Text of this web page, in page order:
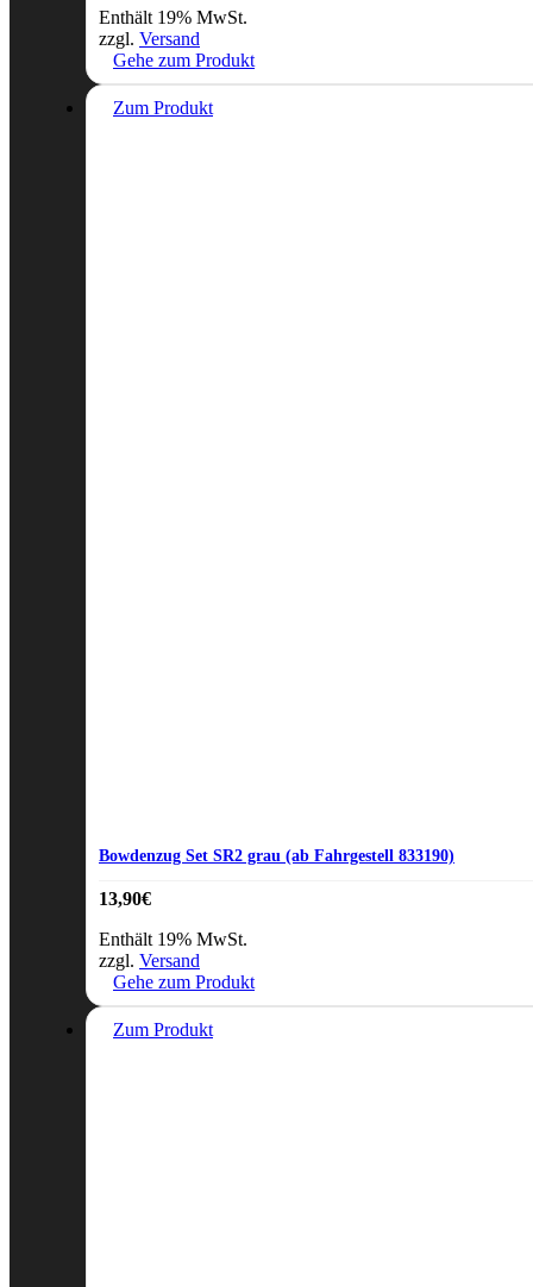
Enthält 19% MwSt.
zzgl. Versand
Gehe zum Produkt
Zum Produkt
Bowdenzug Set SR2 grau (ab Fahrgestell 833190)
13,90€
Enthält 19% MwSt.
zzgl. Versand
Gehe zum Produkt
Zum Produkt